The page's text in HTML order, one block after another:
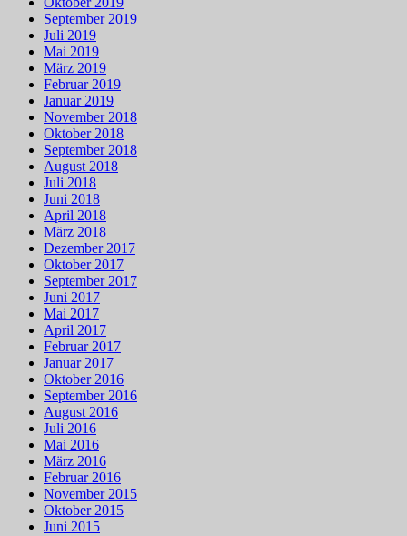
September 2019
Juli 2019
Mai 2019
März 2019
Februar 2019
Januar 2019
November 2018
Oktober 2018
September 2018
August 2018
Juli 2018
Juni 2018
April 2018
März 2018
Dezember 2017
Oktober 2017
September 2017
Juni 2017
Mai 2017
April 2017
Februar 2017
Januar 2017
Oktober 2016
September 2016
August 2016
Juli 2016
Mai 2016
März 2016
Februar 2016
November 2015
Oktober 2015
Juni 2015